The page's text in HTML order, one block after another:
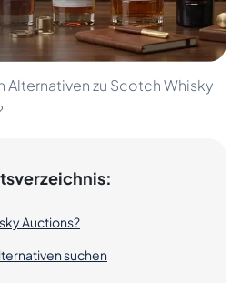
Alternativen zu Scotch Whisky
Auctions?
suchen